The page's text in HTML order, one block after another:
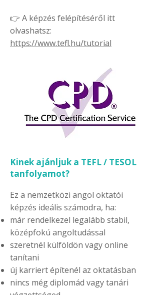
👉 A képzés felépítéséről itt
olvashatsz:
https://www.tefl.hu/tutorial
Kinek ajánljuk a TEFL / TESOL
tanfolyamot?
Ez a nemzetközi angol oktatói
képzés ideális számodra, ha:
már rendelkezel legalább stabil,
középfokú angoltudással
szeretnél külföldön vagy online
tanítani
új karriert építenél az oktatásban
nincs még diplomád vagy tanári